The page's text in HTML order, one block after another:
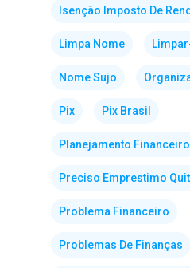
Isenção Imposto De
Limpa Nome
Nome Sujo
Pix Pix Brasil
Planejamento Financeiro
Preciso Emprestimo
Problema Financeiro
Problemas De Finanças